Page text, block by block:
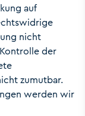
auf
nicht
der
zumutbar.
werden wir